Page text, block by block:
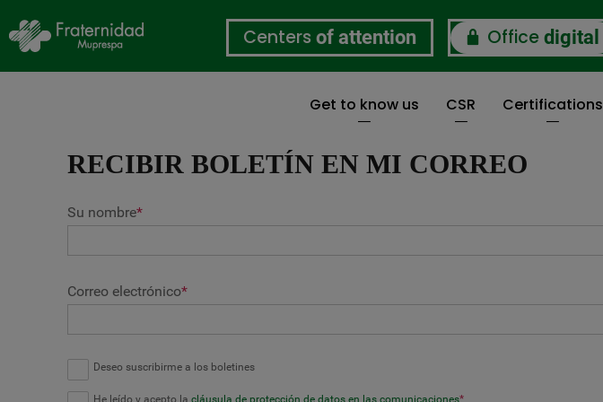
Centers of attention Office digital
Get to know us CSR Certifications
RECIBIR BOLETÍN EN MI CORREO
Su nombre*
Correo electrónico*
Deseo suscribirme a los boletines
He leído y acepto la cláusula de protección de datos en las comunicaciones*